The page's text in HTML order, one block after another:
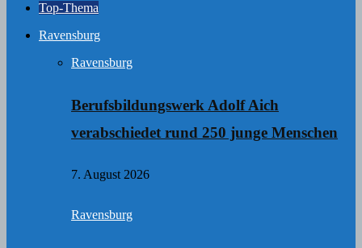
Top-Thema
Ravensburg
Ravensburg
Berufsbildungswerk Adolf Aich
verabschiedet rund 250 junge Menschen
7. August 2026
Ravensburg